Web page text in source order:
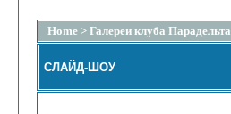
Home > Галереи клуба Парадельта
СЛАЙД-ШОУ